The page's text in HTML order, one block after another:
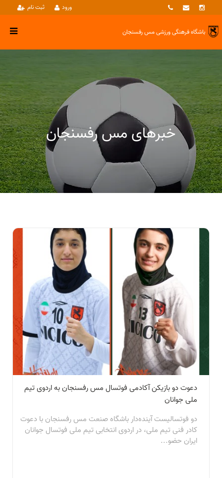
ثبت نام ورود
باشگاه فرهنگی ورزشیمس رفسنجان
خبرهای مس رفسنجان
خبرها فوتسال
دعوت دو بازیکن آکادمی فوتسال مس رفسنجان به اردوی تیم
ملی جوانان
دو فوتسالیست آینده‌دار باشگاه صنعت مس رفسنجان با دعوت
کادر فنی تیم ملی، در اردوی انتخابی تیم ملی فوتسال جوانان
ایران حضو...